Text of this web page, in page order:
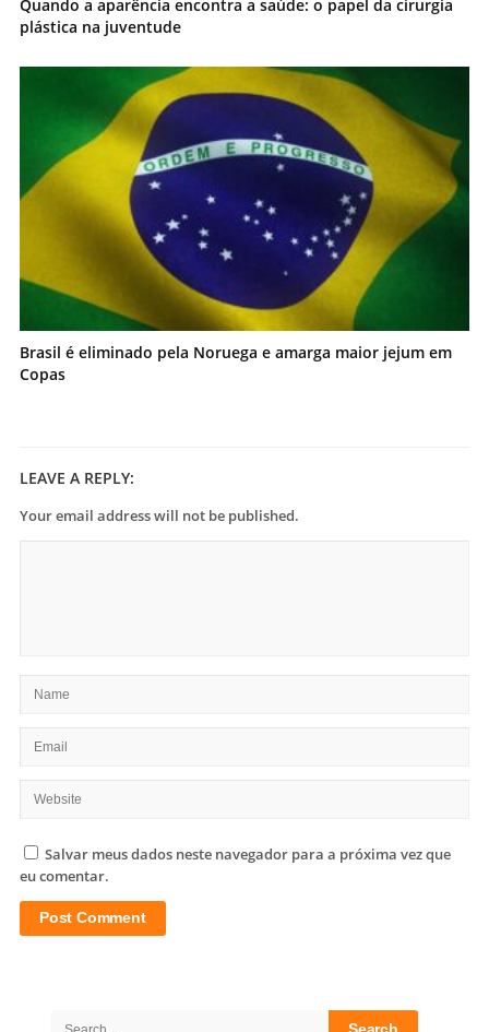
Quando a aparência encontra a saúde: o papel da cirurgia
plástica na juventude
Brasil é eliminado pela Noruega e amarga maior jejum em
Copas
LEAVE A REPLY:
Your email address will not be published.
Salvar meus dados neste navegador para a próxima vez que
eu comentar.
Search